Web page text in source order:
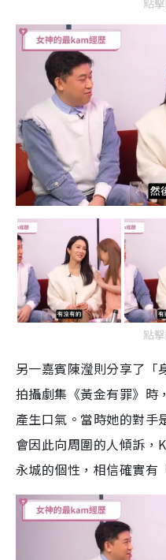
點
點
另一嘉賓陳瀅則分享了「
拍攝劇集《黃金有罪》時
產生口氣。當時她的對手
會因此向周圍的人傾訴
永城的個性，相信確實有